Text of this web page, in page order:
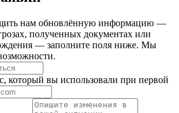
нам обновлённую информацию —
полученных документах или
— заполните поля ниже. Мы
который вы использовали при первой